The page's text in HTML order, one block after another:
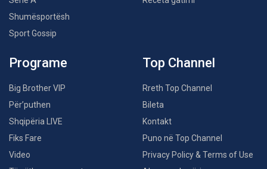
Shumësportësh
Sport Gossip
Programe
Big Brother VIP
Për’puthen
Shqipëria LIVE
Fiks Fare
Video
Top Channel
Rreth Top Channel
Bileta
Kontakt
Puno në Top Channel
Privacy Policy & Terms of Use